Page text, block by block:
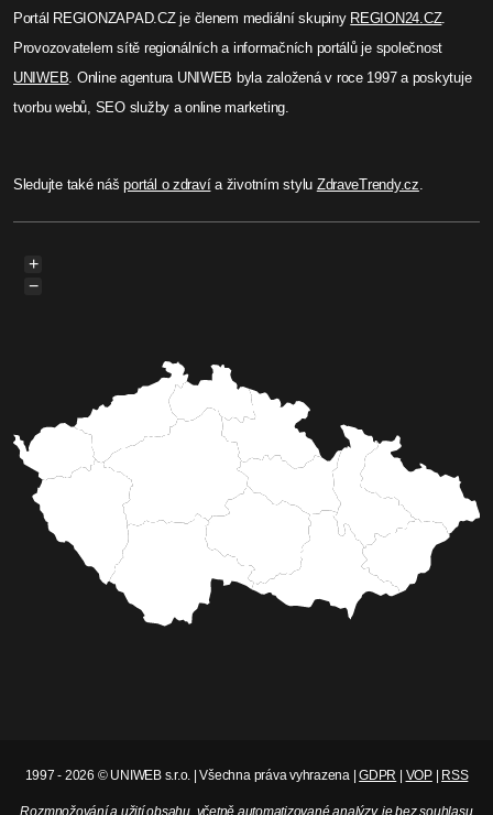
Portál REGIONZAPAD.CZ je členem mediální skupiny REGION24.CZ.
Provozovatelem sítě regionálních a informačních portálů je společnost
UNIWEB . Online agentura UNIWEB byla založená v roce 1997 a poskytuje
tvorbu webů, SEO služby a online marketing.
Sledujte také nášportál o zdravía životním stylu ZdraveTrendy.cz
+
−
1997 - 2026 © UNIWEB s.r.o. | Všechna práva vyhrazena |GDPR VOP| RSS
Rozmnožování a užití obsahu, včetně automatizované analýzy, je bez souhlasu